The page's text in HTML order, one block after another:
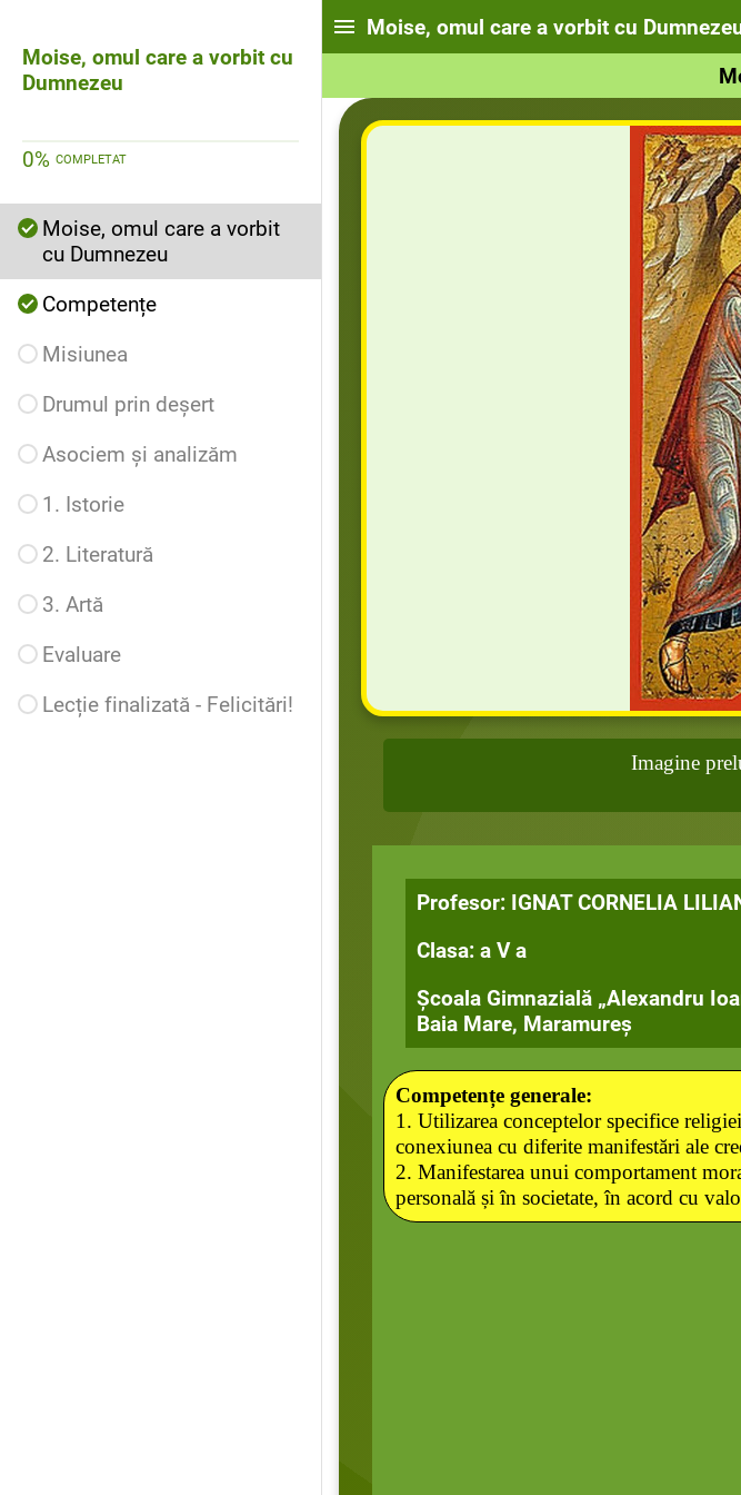
Moise, omul care a vorbit cu
Dumnezeu
0% COMPLETAT
Moise, omul care a vorbit
cu Dumnezeu
Competențe
Misiunea
Drumul prin deșert
Asociem și analizăm
1. Istorie
2. Literatură
3. Artă
Evaluare
Lecție finalizată - Felicitări!
Moise, omul care a vorbit cu
Imagine
Profesor: IGNAT CORNELIA
Clasa: a V a
Școala Gimnazială „Alexandru
Baia Mare, Maramureș
Competențe generale:
1. Utilizarea conceptelor specifice
conexiunea cu diferite manifestări ale
2. Manifestarea unui comportament
personală și în societate, în acord cu